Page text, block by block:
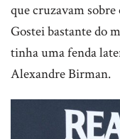
que cruzavam sobre
Gostei bastante do
tinha uma fenda
Alexandre Birman.